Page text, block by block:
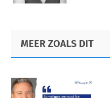
Primary
Sidebar
Footer
MEER ZOALS DIT